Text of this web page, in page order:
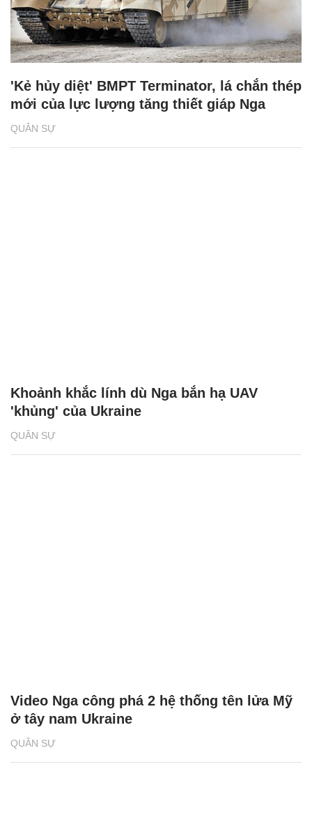
QUÂN SỰ
'Kẻ hủy diệt' BMPT Terminator, lá chắn thép
mới của lực lượng tăng thiết giáp Nga
QUÂN SỰ
Khoảnh khắc lính dù Nga bắn hạ UAV
'khủng' của Ukraine
QUÂN SỰ
Video Nga công phá 2 hệ thống tên lửa Mỹ
ở tây nam Ukraine